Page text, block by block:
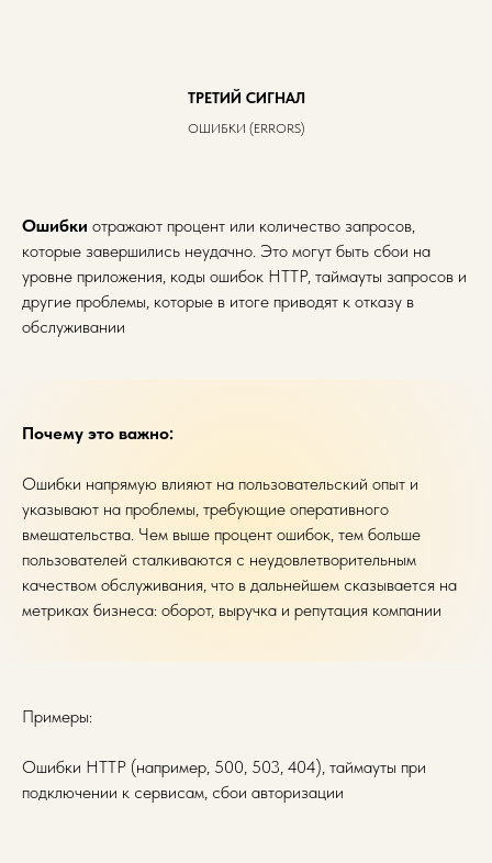
ТРЕТИЙ СИГНАЛ
ОШИБКИ (ERRORS)
Ошибки отражают процент или количество запросов,
которые завершились неудачно. Это могут быть сбои на
уровне приложения, коды ошибок HTTP, таймауты запросов и
другие проблемы, которые в итоге приводят к отказу в
обслуживании
Почему это важно:
Ошибки напрямую влияют на пользовательский опыт и
указывают на проблемы, требующие оперативного
вмешательства. Чем выше процент ошибок, тем больше
пользователей сталкиваются с неудовлетворительным
качеством обслуживания, что в дальнейшем сказывается на
метриках бизнеса: оборот, выручка и репутация компании
Примеры:
Ошибки HTTP (например, 500, 503, 404), таймауты при
подключении к сервисам, сбои авторизации